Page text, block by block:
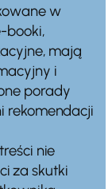
w
booki,
mają
i
porady
rekomendacji
nie
za skutki